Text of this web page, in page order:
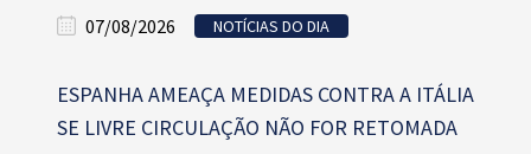
07/08/2026 NOTÍCIAS DO DIA
ESPANHA AMEAÇA MEDIDAS CONTRA A ITÁLIA
SE LIVRE CIRCULAÇÃO NÃO FOR RETOMADA